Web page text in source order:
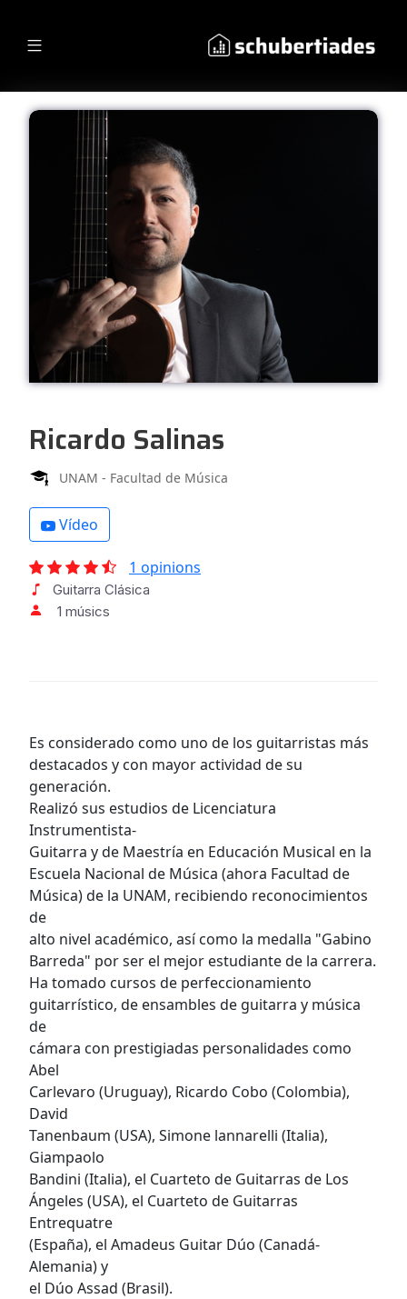
Ricardo Salinas
UNAM - Facultad de Música
Vídeo
1 opinions
Guitarra Clásica
1 músics
Es considerado como uno de los guitarristas más
destacados y con mayor actividad de su
generación.
Realizó sus estudios de Licenciatura
Instrumentista-
Guitarra y de Maestría en Educación Musical en la
Escuela Nacional de Música (ahora Facultad de
Música) de la UNAM, recibiendo reconocimientos
de
alto nivel académico, así como la medalla "Gabino
Barreda" por ser el mejor estudiante de la carrera.
Ha tomado cursos de perfeccionamiento
guitarrístico, de ensambles de guitarra y música
de
cámara con prestigiadas personalidades como
Abel
Carlevaro (Uruguay), Ricardo Cobo (Colombia),
David
Tanenbaum (USA), Simone lannarelli (Italia),
Giampaolo
Bandini (Italia), el Cuarteto de Guitarras de Los
Ángeles (USA), el Cuarteto de Guitarras
Entrequatre
(España), el Amadeus Guitar Dúo (Canadá-
Alemania) y
el Dúo Assad (Brasil).